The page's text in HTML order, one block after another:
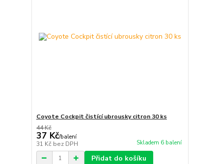
Coyote Cockpit čistící ubrousky citron 30 ks
44 Kč
37 Kč/balení
31 Kč bez DPH Skladem 6 balení
Přidat do košíku